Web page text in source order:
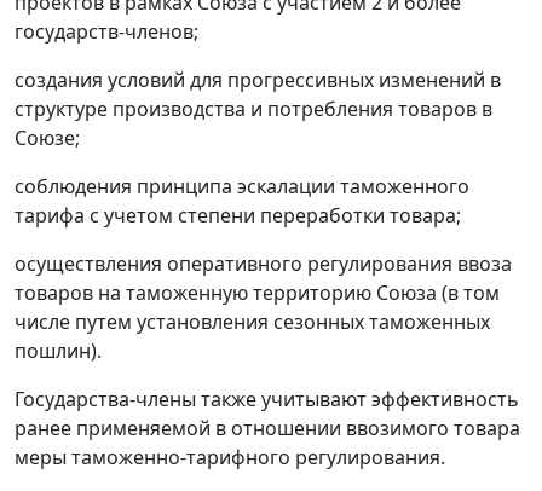
государств-членов;
создания условий для прогрессивных изменений в
структуре производства и потребления товаров в
Союзе;
соблюдения принципа эскалации таможенного
тарифа с учетом степени переработки товара;
осуществления оперативного регулирования ввоза
товаров на таможенную территорию Союза (в том
числе путем установления сезонных таможенных
пошлин).
Государства-члены также учитывают эффективность
ранее применяемой в отношении ввозимого товара
меры таможенно-тарифного регулирования.